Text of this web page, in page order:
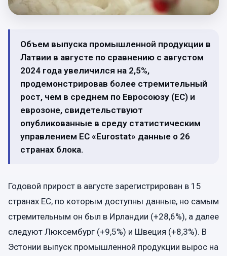
Объем выпуска промышленной продукции в
Латвии в августе по сравнению с августом
2024 года увеличился на 2,5%,
продемонстрировав более стремительный
рост, чем в среднем по Евросоюзу (ЕС) и
еврозоне, свидетельствуют
опубликованные в среду статистическим
управлением ЕС «Eurostat» данные о 26
странах блока.
Годовой прирост в августе зарегистрирован в 15
странах ЕС, по которым доступны данные, но самым
стремительным он был в Ирландии (+28,6%), а далее
следуют Люксембург (+9,5%) и Швеция (+8,3%). В
Эстонии выпуск промышленной продукции вырос на